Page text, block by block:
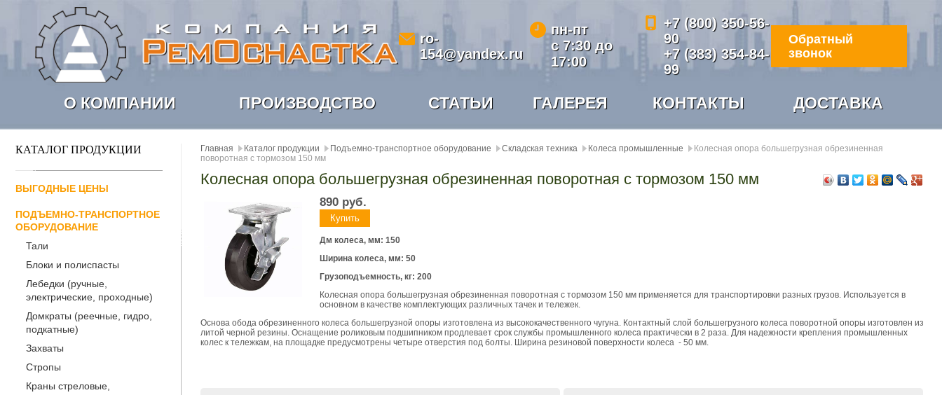
ro-
154@yandex.ru
пн-пт
с 7:30 до
17:00
+7 (800) 350-56-
90
+7 (383) 354-84-
99
Обратный
звонок
О КОМПАНИИ ПРОИЗВОДСТВО СТАТЬИ ГАЛЕРЕЯ КОНТАКТЫ ДОСТАВКА
КАТАЛОГ ПРОДУКЦИИ
ВЫГОДНЫЕ ЦЕНЫ
ПОДЪЕМНО-ТРАНСПОРТНОЕ
ОБОРУДОВАНИЕ
Тали
Блоки и полиспасты
Лебедки (ручные,
электрические, проходные)
Домкраты (реечные, гидро,
подкатные)
Захваты
Стропы
Краны стреловые,
Главная Каталог продукции Подъемно-транспортное оборудование Складская техника Колеса промышленные
Колесная опора большегрузная обрезиненная
поворотная с тормозом 150 мм
Колесная опора большегрузная обрезиненная поворотная с тормозом 150 мм
890 руб.
Дм колеса, мм: 150
Ширина колеса, мм: 50
Грузоподъемность, кг: 200
Колесная опора большегрузная обрезиненная поворотная c тормозом 150 мм применяется для транспортировки разных грузов. Используется в
основном в качестве комплектующих различных тачек и тележек.
Основа обода обрезиненного колеса большегрузной опоры изготовлена из высококачественного чугуна. Контактный слой большегрузного колеса поворотной опоры изготовлен из
литой черной резины. Оснащение роликовым подшипником продлевает срок службы промышленного колеса практически в 2 раза. Для надежности крепления промышленных
колес к тележкам, на площадке предусмотрены четыре отверстия под болты. Ширина резиновой поверхности колеса - 50 мм.